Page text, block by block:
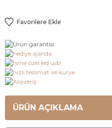
ÜRÜN AÇIKLAMA